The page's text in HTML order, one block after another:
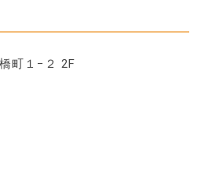
町１−２ 2F